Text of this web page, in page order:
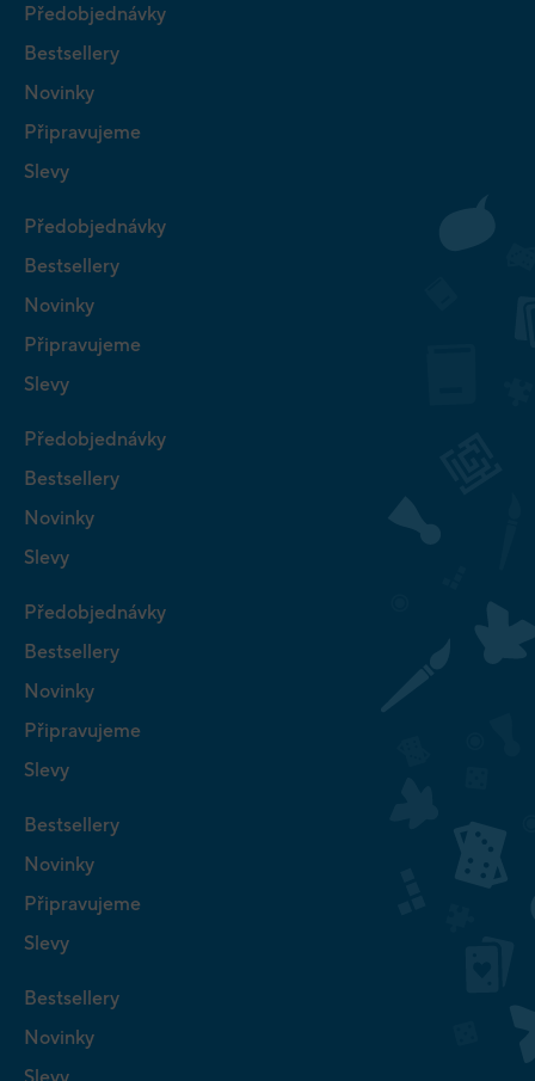
Předobjednávky
Bestsellery
Novinky
Připravujeme
Slevy
Předobjednávky
Bestsellery
Novinky
Připravujeme
Slevy
Předobjednávky
Bestsellery
Novinky
Slevy
Předobjednávky
Bestsellery
Novinky
Připravujeme
Slevy
Bestsellery
Novinky
Připravujeme
Slevy
Bestsellery
Novinky
Slevy